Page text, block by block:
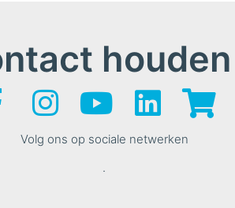
houden
Volg ons op sociale netwerken
.